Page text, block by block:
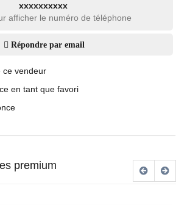
xxxxxxxxxx
afficher le numéro de téléphone
Répondre par email
vendeur
en tant que favori
premium